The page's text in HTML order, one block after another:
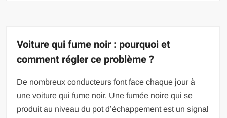
Voiture qui fume noir : pourquoi et
comment régler ce problème ?
De nombreux conducteurs font face chaque jour à
une voiture qui fume noir. Une fumée noire qui se
produit au niveau du pot d’échappement est un signal